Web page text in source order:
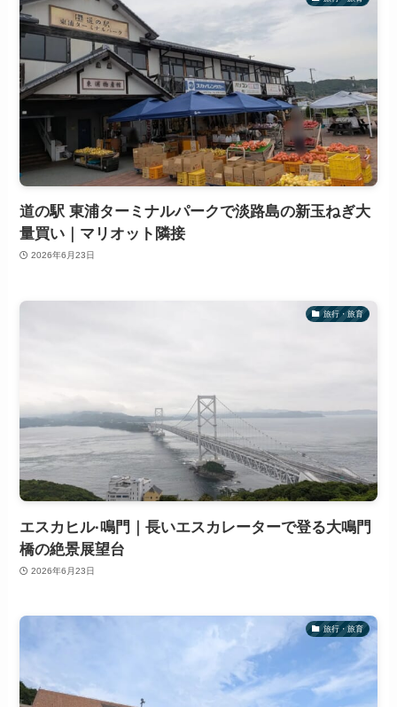
道の駅 東浦ターミナルパークで淡路島の新玉ねぎ大
量買い｜マリオット隣接
2026年6月23日
旅行・旅育
エスカヒル·鳴門｜長いエスカレーターで登る大鳴門
橋の絶景展望台
2026年6月23日
旅行・旅育